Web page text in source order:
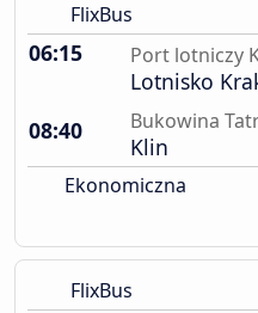
FlixBus
06:15 Port lotniczy
Lotnisko
08:40
Bukowina
Klin
Ekonomiczna
FlixBus